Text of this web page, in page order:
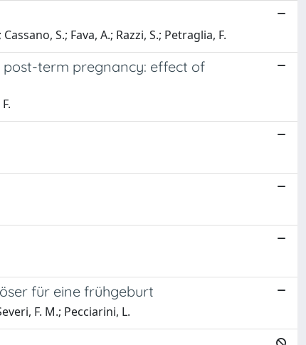
S.; Fava, A.; Razzi, S.; Petraglia, F.
post-term pregnancy: effect of
für eine frühgeburt
F. M.; Pecciarini, L.